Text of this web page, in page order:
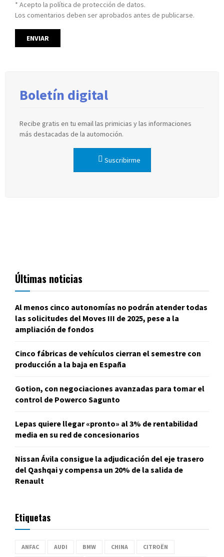
* Acepto la política de protección de datos.
Los comentarios deben ser aprobados antes de publicarse.
Boletín digital
Recibe gratis en tu email las primicias y las informaciones
más destacadas de la automoción.
Suscribirme
Últimas noticias
Al menos cinco autonomías no podrán atender todas
las solicitudes del Moves III de 2025, pese a la
ampliación de fondos
Cinco fábricas de vehículos cierran el semestre con
producción a la baja en España
Gotion, con negociaciones avanzadas para tomar el
control de Powerco Sagunto
Lepas quiere llegar «pronto» al 3% de rentabilidad
media en su red de concesionarios
Nissan Ávila consigue la adjudicación del eje trasero
del Qashqai y compensa un 20% de la salida de
Renault
Etiquetas
ANFAC AUDI BMW CHINA CITROËN